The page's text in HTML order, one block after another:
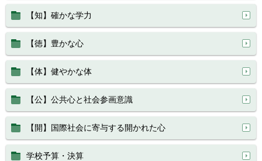
【知】確かな学力
【徳】豊かな心
【体】健やかな体
【公】公共心と社会参画意識
【開】国際社会に寄与する開かれた心
学校予算・決算